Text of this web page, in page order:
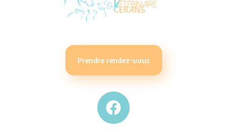
Prendre rendez-vous